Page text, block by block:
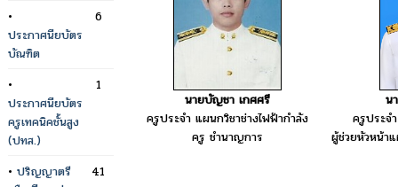
•
ประกาศนียบัตร
บัณฑิต
6
•
ประกาศนียบัตร
ครูเทคนิคชั้นสูง
(ปทส.)
1
• ปริญญาตรี
41
นายบัญชา เกศศรี
ครูประจำ แผนกวิชาช่างไฟฟ้ากำลัง
ครู ชำนาญการ
น
ครูประจ
ผู้ช่วยหัวหน้า